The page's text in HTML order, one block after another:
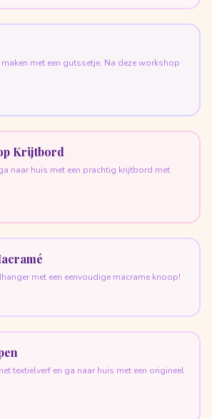
met een gutssetje. Na deze workshop
Krijtbord
naar huis met een prachtig krijtbord met
met een eenvoudige macrame knoop!
textielverf en ga naar huis met een origineel